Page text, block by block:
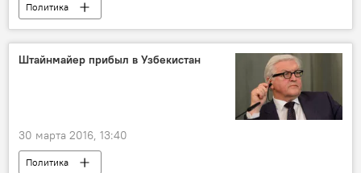
Политика
Штайнмайер прибыл в Узбекистан
30 марта 2016, 13:40
Политика